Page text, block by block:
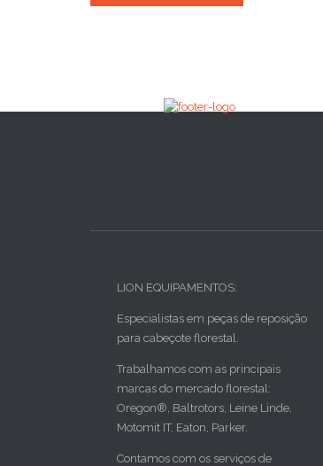
LION EQUIPAMENTOS:
Especialistas em peças de reposição
para cabeçote florestal.
Trabalhamos com as principais
marcas do mercado florestal:
Oregon®, Baltrotors, Leine Linde,
Motomit IT, Eaton, Parker.
Contamos com os serviços de